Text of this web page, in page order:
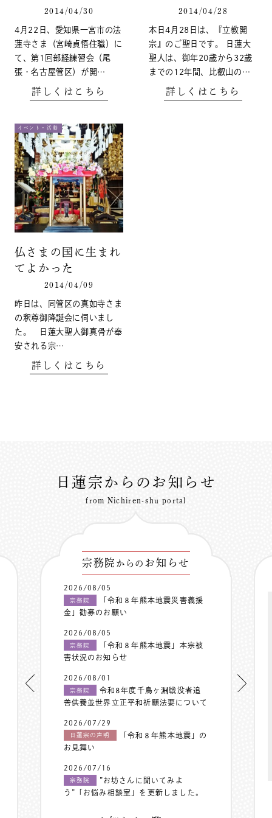
2014/04/30
4月22日、愛知県一宮市の法
蓮寺さま（宮崎貞悟住職）に
て、第1回部経練習会（尾
張・名古屋管区）が開…
詳しくはこちら
2014/04/28
本日4月28日は、『立教開
宗』のご聖日です。 日蓮大
聖人は、御年20歳から32歳
までの12年間、比叡山の…
詳しくはこちら
イベント・活動
仏さまの国に生まれ
てよかった
2014/04/09
昨日は、同管区の真如寺さま
の釈尊御降誕会に伺いまし
た。 日蓮大聖人御真骨が奉
安される宗…
詳しくはこちら
日蓮宗からのお知らせ
from Nichiren-shu portal
宗務院 からの お知らせ
2026/08/05
宗務院
「令和８年熊本地震災害義援
金」勧募のお願い
2026/08/05
宗務院
「令和８年熊本地震」本宗被
害状況のお知らせ
2026/08/01
宗務院
令和8年度千鳥ヶ淵戦没者追
善供養並世界立正平和祈願法要について
2026/07/29
日蓮宗の声明
「令和８年熊本地震」の
お見舞い
2026/07/16
宗務院
”お坊さんに聞いてみよ
う”「お悩み相談室」を更新しました。